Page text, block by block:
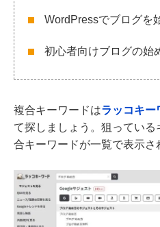
WordPressでブログを
初心者向けブログの始
複合キーワードはラッコキー
て探しましょう。狙ってい
合キーワードが一覧で表示さ